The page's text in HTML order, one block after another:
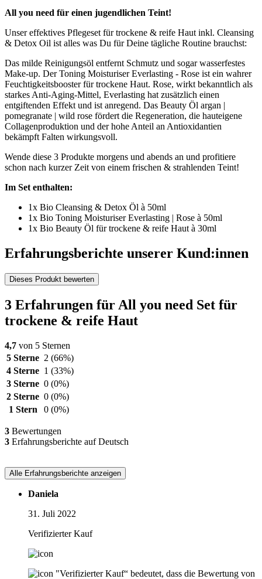
All you need für einen jugendlichen Teint!
Unser effektives Pflegeset für trockene & reife Haut inkl. Cleansing
& Detox Oil ist alles was Du für Deine tägliche Routine brauchst:
Das milde Reinigungsöl entfernt Schmutz und sogar wasserfestes
Make-up. Der Toning Moisturiser Everlasting - Rose ist ein wahrer
Feuchtigkeitsbooster für trockene Haut. Rose, wirkt bekanntlich als
starkes Anti-Aging-Mittel, Everlasting hat zusätzlich einen
entgiftenden Effekt und ist anregend. Das Beauty Öl argan |
pomegranate | wild rose fördert die Regeneration, die hauteigene
Collagenproduktion und der hohe Anteil an Antioxidantien
bekämpft Falten wirkungsvoll.
Wende diese 3 Produkte morgens und abends an und profitiere
schon nach kurzer Zeit von einem frischen & strahlenden Teint!
Im Set enthalten:
1x Bio Cleansing & Detox Öl à 50ml
1x Bio Toning Moisturiser Everlasting | Rose à 50ml
1x Bio Beauty Öl für trockene & reife Haut à 30ml
Erfahrungsberichte unserer Kund:innen
Dieses Produkt bewerten
3 Erfahrungen für All you need Set für
trockene & reife Haut
4,7 von 5 Sternen
5 Sterne 2 (66%)
4 Sterne 1 (33%)
3 Sterne 0 (0%)
2 Sterne 0 (0%)
1 Stern
0 (0%)
3 Bewertungen
3 Erfahrungsberichte auf Deutsch
Alle Erfahrungsberichte anzeigen
Daniela
31. Juli 2022
Verifizierter Kauf
"Verifizierter Kauf“ bedeutet, dass die Bewertung von